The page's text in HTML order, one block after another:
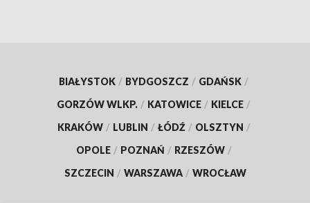
BIAŁYSTOK / BYDGOSZCZ / GDAŃSK /
GORZÓW WLKP. / KATOWICE / KIELCE /
KRAKÓW / LUBLIN / ŁÓDŹ / OLSZTYN /
OPOLE / POZNAŃ / RZESZÓW /
SZCZECIN / WARSZAWA / WROCŁAW